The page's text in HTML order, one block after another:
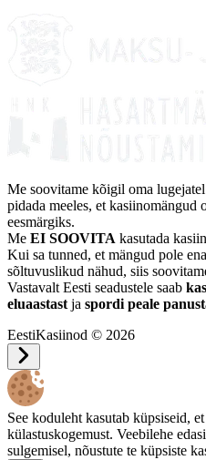
Me soovitame kõigil oma lugejatel
pidada meeles, et kasiinomängud
eesmärgiks.
Me EI SOOVITA kasutada
Kui sa tunned, et mängud pole
sõltuvuslikud nähud, siis
Vastavalt Eesti seadustele saab
eluaastastja spordi peale
EestiKasiinod © 2026
See koduleht kasutab küpsiseid,
külastuskogemust. Veebilehe
sulgemisel, nõustute te küpsiste